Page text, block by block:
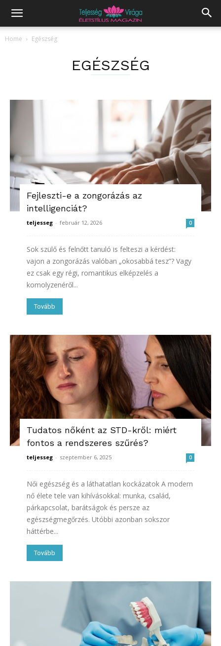
Home Egészség
EGÉSZSÉG
Fejleszti-e a zongorázás az
intelligenciát?
teljesseg - február 12, 2026 0
Sok szülő és felnőtt tanuló is felteszi a kérdést:
vajon a zongorázás valóban „okosabbá tesz”? Vagy
ez csak egy régi, romantikus elképzelés a
komolyzenéről...
Tovább
Tudatos nőként az STD-kről: miért
fontos a rendszeres szűrés?
teljesseg - szeptember 6, 2025 0
Női egészség és a láthatatlan kockázatok A modern
nő élete tele van kihívásokkal: munka, család,
párkapcsolat, barátságok és persze az
egészségmegőrzés. Utóbbi azonban sokszor
háttérbe...
Tovább